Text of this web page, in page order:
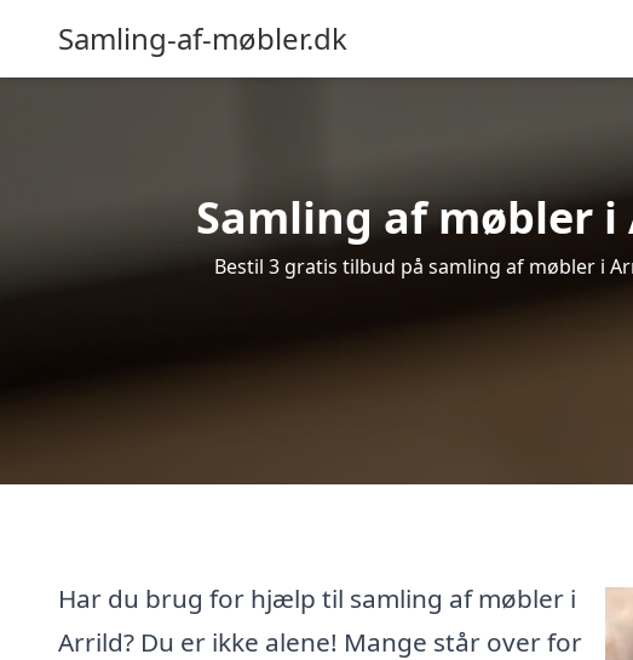
Samling-af-møbler.dk
Samling af møbler
Bestil 3 gratis tilbud på samling af møbler i
Har du brug for hjælp til samling af møbler i
Arrild? Du er ikke alene! Mange står over for